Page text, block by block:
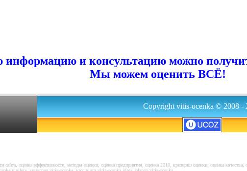
информацию и консультацию можно
Мы можем оценить ВСЁ!
Copyright vitis-ocenka © 2008 -
оценка эффективности, методы оценки, оценка предприятия, оценка 2010, критерии оценки, оценка